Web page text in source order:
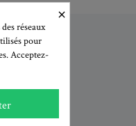
×
réseaux
pour
Acceptez-